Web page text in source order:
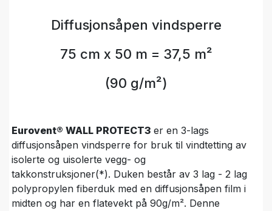
Diffusjonsåpen vindsperre
75 cm x 50 m = 37,5 m²
(90 g/m²)
Eurovent® WALL PROTECT3 er en 3-lags
diffusjonsåpen vindsperre for bruk til vindtetting av
isolerte og uisolerte vegg- og
takkonstruksjoner(*). Duken består av 3 lag - 2 lag
polypropylen fiberduk med en diffusjonsåpen film i
midten og har en flatevekt på 90g/m². Denne